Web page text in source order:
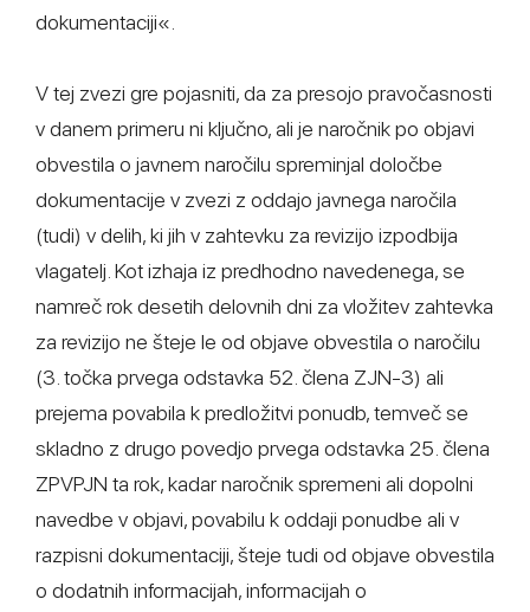
dokumentaciji«.
V tej zvezi gre pojasniti, da za presojo pravočasnosti
v danem primeru ni ključno, ali je naročnik po objavi
obvestila o javnem naročilu spreminjal določbe
dokumentacije v zvezi z oddajo javnega naročila
(tudi) v delih, ki jih v zahtevku za revizijo izpodbija
vlagatelj. Kot izhaja iz predhodno navedenega, se
namreč rok desetih delovnih dni za vložitev zahtevka
za revizijo ne šteje le od objave obvestila o naročilu
(3. točka prvega odstavka 52. člena ZJN-3) ali
prejema povabila k predložitvi ponudb, temveč se
skladno z drugo povedjo prvega odstavka 25. člena
ZPVPJN ta rok, kadar naročnik spremeni ali dopolni
navedbe v objavi, povabilu k oddaji ponudbe ali v
razpisni dokumentaciji, šteje tudi od objave obvestila
o dodatnih informacijah, informacijah o